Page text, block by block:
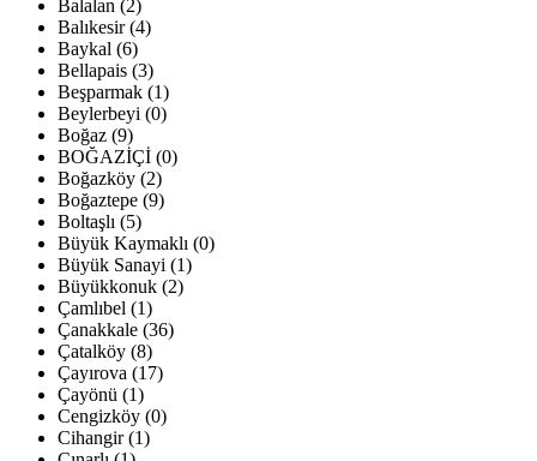
Balalan (2)
Balıkesir (4)
Baykal (6)
Bellapais (3)
Beşparmak (1)
Beylerbeyi (0)
Boğaz (9)
BOĞAZİÇİ (0)
Boğazköy (2)
Boğaztepe (9)
Boltaşlı (5)
Büyük Kaymaklı (0)
Büyük Sanayi (1)
Büyükkonuk (2)
Çamlıbel (1)
Çanakkale (36)
Çatalköy (8)
Çayırova (17)
Çayönü (1)
Cengizköy (0)
Cihangir (1)